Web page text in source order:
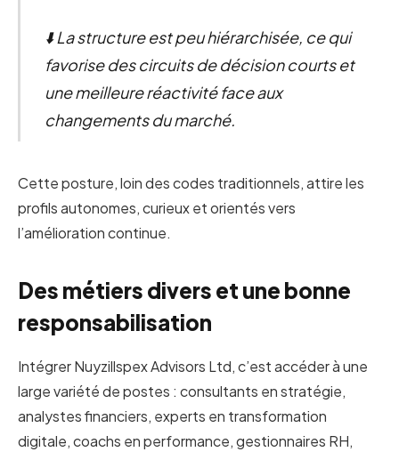
⬇️ La structure est peu hiérarchisée, ce qui
favorise des circuits de décision courts et
une meilleure réactivité face aux
changements du marché.
Cette posture, loin des codes traditionnels, attire les
profils autonomes, curieux et orientés vers
l’amélioration continue.
Des métiers divers et une bonne
responsabilisation
Intégrer Nuyzillspex Advisors Ltd, c’est accéder à une
large variété de postes : consultants en stratégie,
analystes financiers, experts en transformation
digitale, coachs en performance, gestionnaires RH,